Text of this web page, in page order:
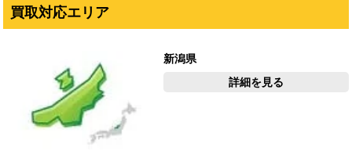
買取対応エリア
新潟県
詳細を見る